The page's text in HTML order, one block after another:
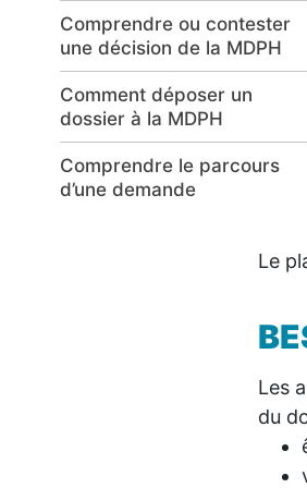
Etre accompagné dans sa
vie sociale (SAVS,
SAMSAH)
Assurer les dépenses de la
vie courante
Acheter ou louer des aides
L’instruction à distance
Les aides à la scolarisation
MDPH
Les aides à la scolarisation
de la MDPH
Travailler en milieu
Se déplacer vers son lieu
Préparer et vivre sa retraite
Travailler en milieu protégé
Comprendre ou contester
une décision de la MDPH
Comment déposer un
dossier à la MDPH
Comprendre le parcours
d’une demande
Le
Les
du